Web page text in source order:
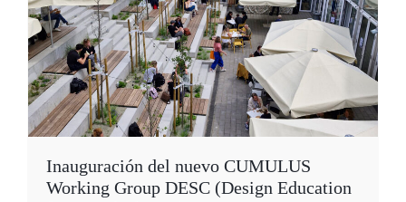
Inauguración del nuevo CUMULUS
Working Group DESC (Design Education